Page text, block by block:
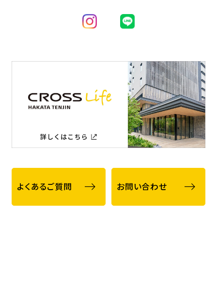
よくあるご質問 お問い合わせ